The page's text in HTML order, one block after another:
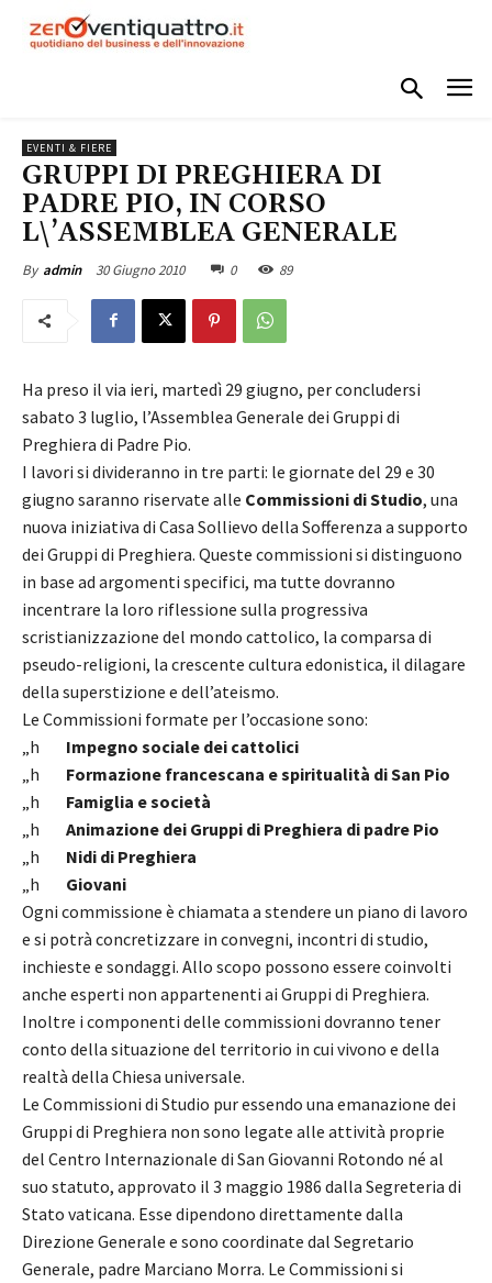
EVENTI & FIERE
GRUPPI DI PREGHIERA DI
PADRE PIO, IN CORSO
L\’ASSEMBLEA GENERALE
By admin 30 Giugno 2010 0 89
Ha preso il via ieri, martedì 29 giugno, per concludersi
sabato 3 luglio, l’Assemblea Generale dei Gruppi di
Preghiera di Padre Pio.
I lavori si divideranno in tre parti: le giornate del 29 e 30
giugno saranno riservate alle Commissioni di Studio, una
nuova iniziativa di Casa Sollievo della Sofferenza a supporto
dei Gruppi di Preghiera. Queste commissioni si distinguono
in base ad argomenti specifici, ma tutte dovranno
incentrare la loro riflessione sulla progressiva
scristianizzazione del mondo cattolico, la comparsa di
pseudo-religioni, la crescente cultura edonistica, il dilagare
della superstizione e dell’ateismo.
Le Commissioni formate per l’occasione sono:
„h Impegno sociale dei cattolici
„h Formazione francescana e spiritualità di San Pio
„h Famiglia e società
„h Animazione dei Gruppi di Preghiera di padre Pio
„h Nidi di Preghiera
„h Giovani
Ogni commissione è chiamata a stendere un piano di lavoro
e si potrà concretizzare in convegni, incontri di studio,
inchieste e sondaggi. Allo scopo possono essere coinvolti
anche esperti non appartenenti ai Gruppi di Preghiera.
Inoltre i componenti delle commissioni dovranno tener
conto della situazione del territorio in cui vivono e della
realtà della Chiesa universale.
Le Commissioni di Studio pur essendo una emanazione dei
Gruppi di Preghiera non sono legate alle attività proprie
del Centro Internazionale di San Giovanni Rotondo né al
suo statuto, approvato il 3 maggio 1986 dalla Segreteria di
Stato vaticana. Esse dipendono direttamente dalla
Direzione Generale e sono coordinate dal Segretario
Generale, padre Marciano Morra. Le Commissioni si